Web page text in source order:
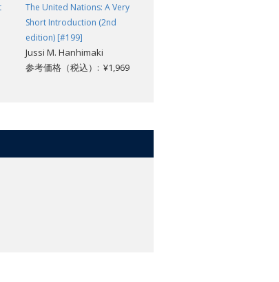
The United Nations: A Very
Short Introduction (2nd
edition) [#199]
Jussi M. Hanhimaki
参考価格（税込）: ¥1,969